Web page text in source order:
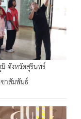
มิ จังหวัดสุรินทร์
าสัมพันธ์